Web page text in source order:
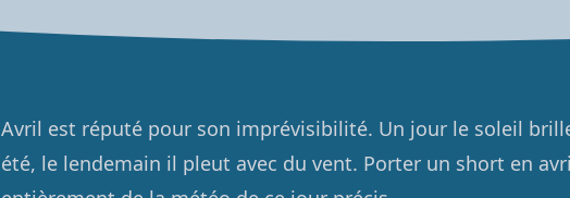
Avril est réputé pour son imprévisibilité. Un jour le soleil
été, le lendemain il pleut avec du vent. Porter un short en